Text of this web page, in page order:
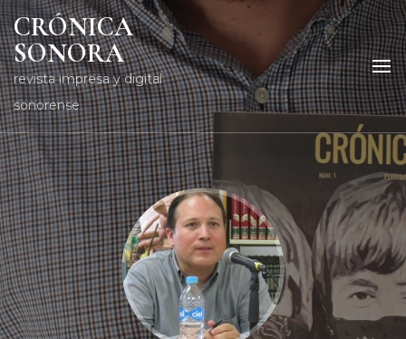
CRÓNICA
SONORA
revista impresa y digital
sonorense